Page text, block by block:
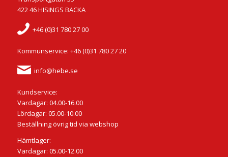
422 46 HISINGS BACKA
+46 (0)31 780 27 00
Kommunservice: +46 (0)31 780 27 20
info@hebe.se
Kundservice:
Vardagar: 04.00-16.00
Lördagar: 05.00-10.00
Beställning övrig tid via webshop
Hämtlager:
Vardagar: 05.00-12.00